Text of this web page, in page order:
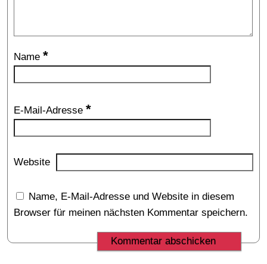
Name *
E-Mail-Adresse *
Website
Name, E-Mail-Adresse und Website in diesem
Browser für meinen nächsten Kommentar speichern.